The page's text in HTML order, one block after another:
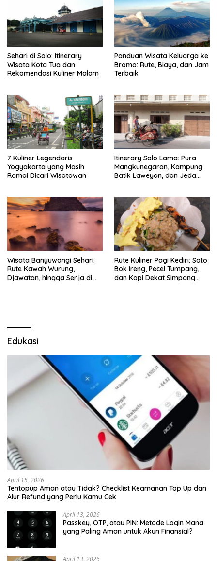
Sehari di Solo: Itinerary
Wisata Kota Tua dan
Rekomendasi Kuliner Malam
Panduan Wisata Keluarga ke
Bromo: Rute, Biaya, dan Jam
Terbaik
7 Kuliner Legendaris
Yogyakarta yang Masih
Ramai Dicari Wisatawan
Itinerary Solo Lama: Pura
Mangkunegaran, Kampung
Batik Laweyan, dan Jeda
Wisata Banyuwangi Sehari:
Rute Kawah Wurung,
Djawatan, hingga Senja di
Rute Kuliner Pagi Kediri: Soto
Bok Ireng, Pecel Tumpang,
dan Kopi Dekat Simpang
Edukasi
April 15, 2026
Tentopup Aman atau Tidak? Checklist Keamanan Top Up dan
Alur Refund yang Perlu Kamu Cek
April 13, 2026
Passkey, OTP, atau PIN: Metode Login Mana
yang Paling Aman untuk Akun Finansial?
April 13, 2026